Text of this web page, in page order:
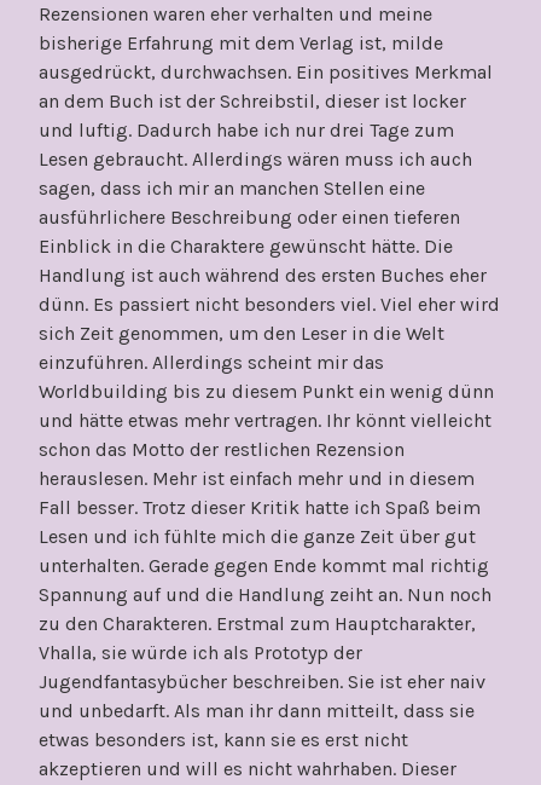
Rezensionen waren eher verhalten und meine
bisherige Erfahrung mit dem Verlag ist, milde
ausgedrückt, durchwachsen. Ein positives Merkmal
an dem Buch ist der Schreibstil, dieser ist locker
und luftig. Dadurch habe ich nur drei Tage zum
Lesen gebraucht. Allerdings wären muss ich auch
sagen, dass ich mir an manchen Stellen eine
ausführlichere Beschreibung oder einen tieferen
Einblick in die Charaktere gewünscht hätte. Die
Handlung ist auch während des ersten Buches eher
dünn. Es passiert nicht besonders viel. Viel eher wird
sich Zeit genommen, um den Leser in die Welt
einzuführen. Allerdings scheint mir das
Worldbuilding bis zu diesem Punkt ein wenig dünn
und hätte etwas mehr vertragen. Ihr könnt vielleicht
schon das Motto der restlichen Rezension
herauslesen. Mehr ist einfach mehr und in diesem
Fall besser. Trotz dieser Kritik hatte ich Spaß beim
Lesen und ich fühlte mich die ganze Zeit über gut
unterhalten. Gerade gegen Ende kommt mal richtig
Spannung auf und die Handlung zeiht an. Nun noch
zu den Charakteren. Erstmal zum Hauptcharakter,
Vhalla, sie würde ich als Prototyp der
Jugendfantasybücher beschreiben. Sie ist eher naiv
und unbedarft. Als man ihr dann mitteilt, dass sie
etwas besonders ist, kann sie es erst nicht
akzeptieren und will es nicht wahrhaben. Dieser